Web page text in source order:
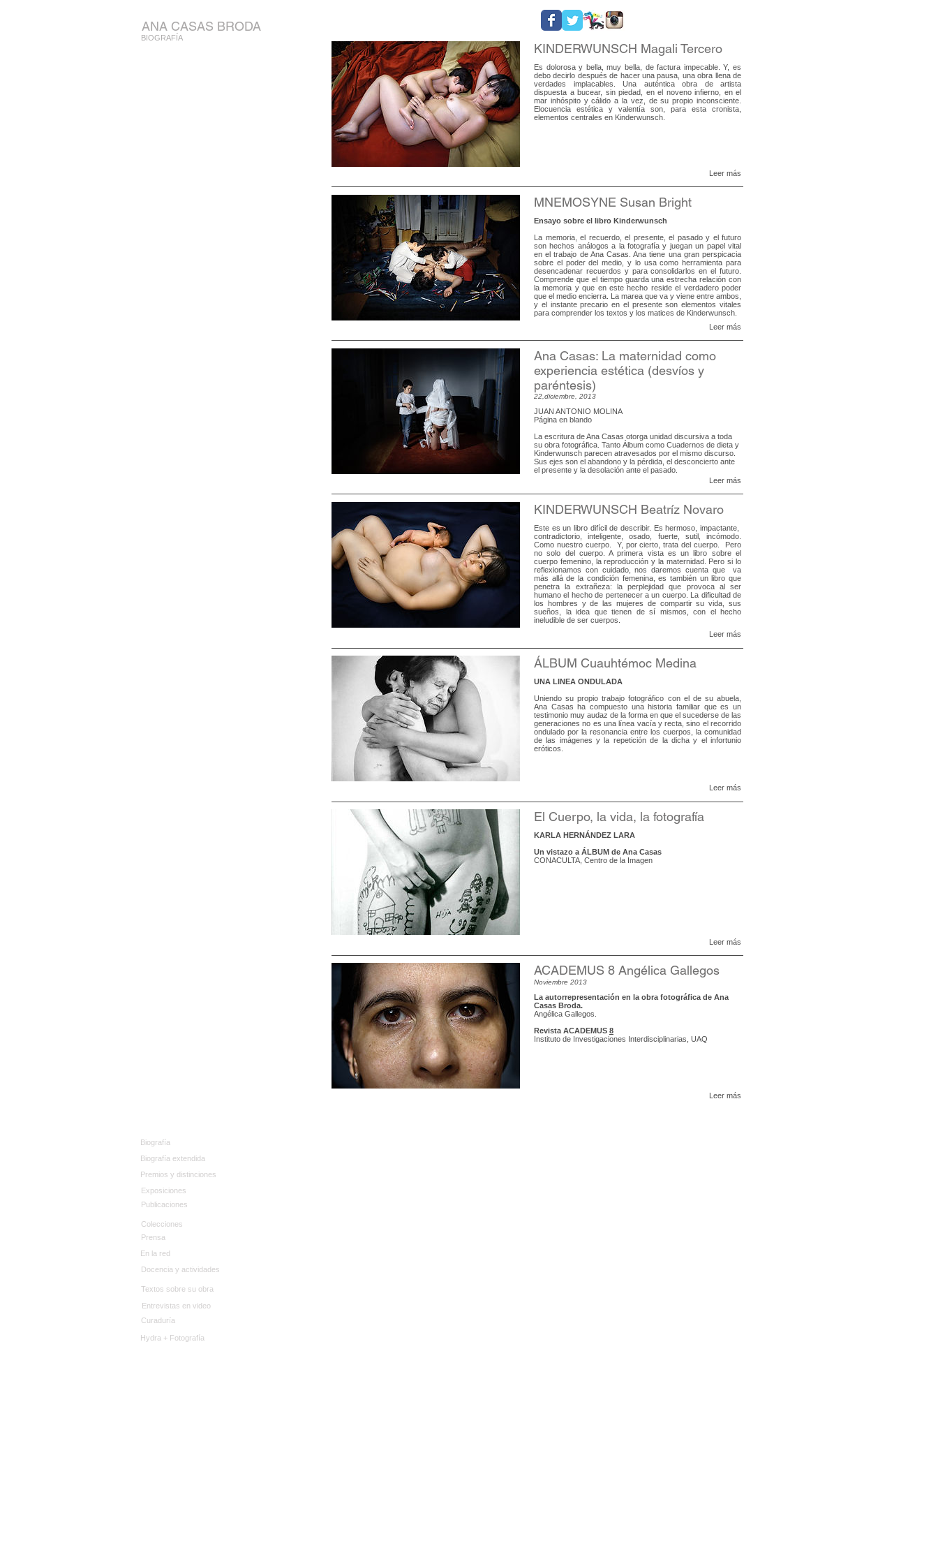
BIOGRAFÍA
ANA CASAS BRODA
KINDERWUNSCH Magali Tercero
Es dolorosa y bella, muy bella, de factura impecable. Y, es
debo decirlo después de hacer una pausa, una obra llena de
verdades implacables. Una auténtica obra de artista
dispuesta a bucear, sin piedad, en el noveno infierno, en el
mar inhóspito y cálido a la vez, de su propio inconsciente.
Elocuencia estética y valentía son, para esta cronista,
elementos centrales en Kinderwunsch.
Leer más
MNEMOSYNE Susan Bright
Ensayo sobre el libro Kinderwunsch
La memoria, el recuerdo, el presente, el pasado y el futuro
son hechos análogos a la fotografía y juegan un papel vital
en el trabajo de Ana Casas. Ana tiene una gran perspicacia
sobre el poder del medio, y lo usa como herramienta para
desencadenar recuerdos y para consolidarlos en el futuro.
Comprende que el tiempo guarda una estrecha relación con
la memoria y que en este hecho reside el verdadero poder
que el medio encierra. La marea que va y viene entre ambos,
y el instante precario en el presente son elementos vitales
para comprender los textos y los matices de Kinderwunsch.
Leer más
Ana Casas: La maternidad como
experiencia estética (desvíos y
paréntesis)
22,diciembre, 2013
JUAN ANTONIO MOLINA
Página en blando
La escritura de Ana Casas otorga unidad discursiva a toda
su obra fotográfica. Tanto Álbum como Cuadernos de dieta y
Kinderwunsch parecen atravesados por el mismo discurso.
Sus ejes son el abandono y la pérdida, el desconcierto ante
el presente y la desolación ante el pasado.
Leer más
KINDERWUNSCH Beatríz Novaro
Este es un libro difícil de describir. Es hermoso, impactante,
contradictorio, inteligente, osado, fuerte, sutil, incómodo.
Como nuestro cuerpo. Y, por cierto, trata del cuerpo. Pero
no solo del cuerpo. A primera vista es un libro sobre el
cuerpo femenino, la reproducción y la maternidad. Pero si lo
reflexionamos con cuidado, nos daremos cuenta que va
más allá de la condición femenina, es también un libro que
penetra la extrañeza: la perplejidad que provoca al ser
humano el hecho de pertenecer a un cuerpo. La dificultad de
los hombres y de las mujeres de compartir su vida, sus
sueños, la idea que tienen de sí mismos, con el hecho
ineludible de ser cuerpos.
Leer más
ÁLBUM Cuauhtémoc Medina
UNA LINEA ONDULADA
Uniendo su propio trabajo fotográfico con el de su abuela,
Ana Casas ha compuesto una historia familiar que es un
testimonio muy audaz de la forma en que el sucederse de las
generaciones no es una línea vacía y recta, sino el recorrido
ondulado por la resonancia entre los cuerpos, la comunidad
de las imágenes y la repetición de la dicha y el infortunio
eróticos.
Leer más
El Cuerpo, la vida, la fotografía
KARLA HERNÁNDEZ LARA
Un vistazo a ÁLBUM de Ana Casas
CONACULTA, Centro de la Imagen
Leer más
ACADEMUS 8 Angélica Gallegos
Noviembre 2013
La autorrepresentación en la obra fotográfica de Ana
Casas Broda.
Angélica Gallegos.
Revista ACADEMUS 8
Instituto de Investigaciones Interdisciplinarias, UAQ
Leer más
Biografía
Biografía extendida
Premios y distinciones
Exposiciones
Publicaciones
Colecciones
Docencia y actividades
En la red
Prensa
Textos sobre su obra
Entrevistas en video
Curaduría
Hydra + Fotografía